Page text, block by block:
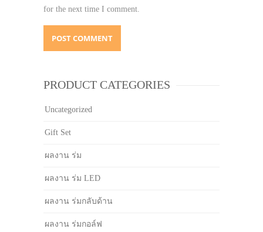
for the next time I comment.
PRODUCT CATEGORIES
Uncategorized
Gift Set
ผลงาน ร่ม
ผลงาน ร่ม LED
ผลงาน ร่มกลับด้าน
ผลงาน ร่มกอล์ฟ